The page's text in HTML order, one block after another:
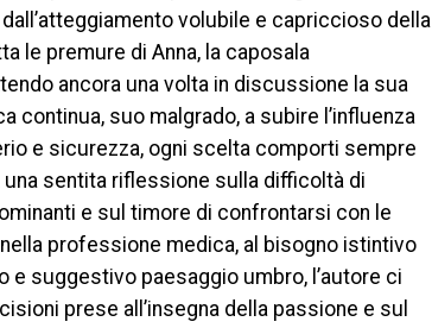
volubile e capriccioso della
le premure di Anna, la caposala
ancora una volta in discussione la sua
continua, suo malgrado, a subire l’influenza
e sicurezza, ogni scelta comporti sempre
sentita riflessione sulla difficoltà di
e sul timore di confrontarsi con le
professione medica, al bisogno istintivo
e suggestivo paesaggio umbro, l’autore ci
prese all’insegna della passione e sul